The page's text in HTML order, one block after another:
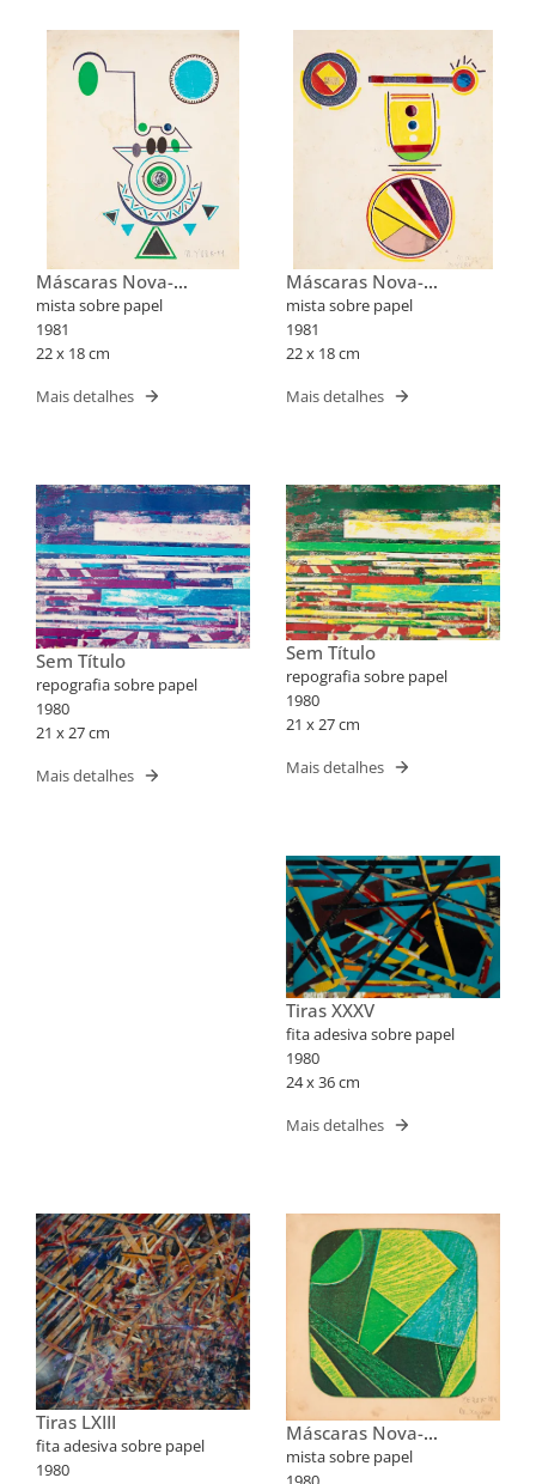
Máscaras Nova-
Iorquinas II
mista sobre papel
1981
22 x 18 cm
Mais detalhes
Máscaras Nova-
Iorquinas II
mista sobre papel
1981
22 x 18 cm
Mais detalhes
Sem Título
repografia sobre papel
1980
21 x 27 cm
Mais detalhes
Sem Título
repografia sobre papel
1980
21 x 27 cm
Mais detalhes
Tiras XXXV
fita adesiva sobre papel
1980
24 x 36 cm
Mais detalhes
Tiras LXIII
fita adesiva sobre papel
1980
Máscaras Nova-
Iorquinas II
mista sobre papel